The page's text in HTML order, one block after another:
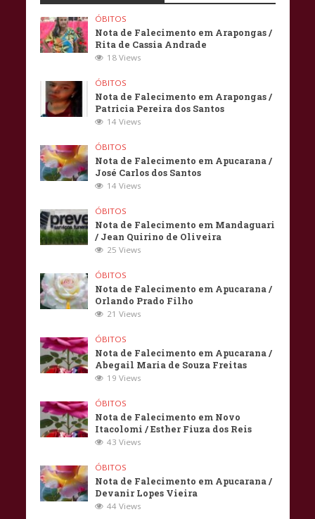
ÓBITOS
Nota de Falecimento em Arapongas /
Rita de Cassia Andrade
18 Views
ÓBITOS
Nota de Falecimento em Arapongas /
Patricia Pereira dos Santos
14 Views
ÓBITOS
Nota de Falecimento em Apucarana /
José Carlos dos Santos
14 Views
ÓBITOS
Nota de Falecimento em Mandaguari
/ Jean Quirino de Oliveira
25 Views
ÓBITOS
Nota de Falecimento em Apucarana /
Orlando Prado Filho
21 Views
ÓBITOS
Nota de Falecimento em Apucarana /
Abegail Maria de Souza Freitas
19 Views
ÓBITOS
Nota de Falecimento em Novo
Itacolomi / Esther Fiuza dos Reis
43 Views
ÓBITOS
Nota de Falecimento em Apucarana /
Devanir Lopes Vieira
44 Views